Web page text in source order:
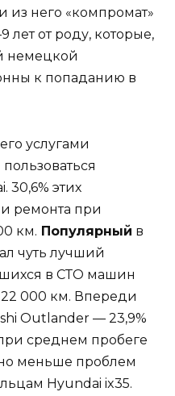
из него «компромат»
лет от роду, которые,
немецкой
к попаданию в
услугами
30,6% этих
ремонта при
км. Популярный в
чуть лучший
в СТО машин
000 км. Впереди
Outlander — 23,9%
среднем пробеге
меньше проблем
Hyundai ix35.